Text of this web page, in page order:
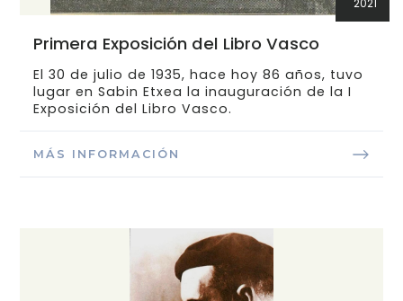
Primera Exposición del Libro Vasco
El 30 de julio de 1935, hace hoy 86 años, tuvo
lugar en Sabin Etxea la inauguración de la I
Exposición del Libro Vasco.
MÁS INFORMACIÓN